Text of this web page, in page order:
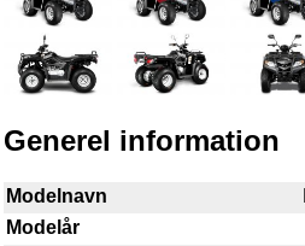
Generel information
Modelnavn
Modelår